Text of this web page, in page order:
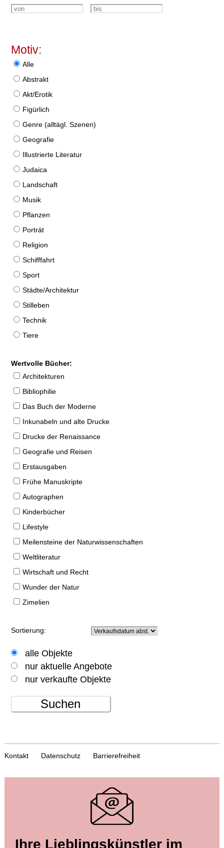
Motiv:
Alle
Abstrakt
Akt/Erotik
Figürlich
Genre (alltägl. Szenen)
Geografie
Illustrierte Literatur
Judaica
Landschaft
Musik
Pflanzen
Porträt
Religion
Schifffahrt
Sport
Städte/Architektur
Stilleben
Technik
Tiere
Wertvolle Bücher:
Architekturen
Bibliophilie
Das Buch der Moderne
Inkunabeln und alte Drucke
Drucke der Renaissance
Geografie und Reisen
Erstausgaben
Frühe Manuskripte
Autographen
Kinderbücher
Lifestyle
Meilensteine der Naturwissenschaften
Weltliteratur
Wirtschaft und Recht
Wunder der Natur
Zimelien
Sortierung:
alle Objekte
nur aktuelle Angebote
nur verkaufte Objekte
Suchen
Kontakt Datenschutz Barrierefreiheit
Ihre Lieblingskünstler im